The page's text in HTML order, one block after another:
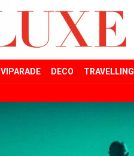
VIPARADE DECO TRAVELLING